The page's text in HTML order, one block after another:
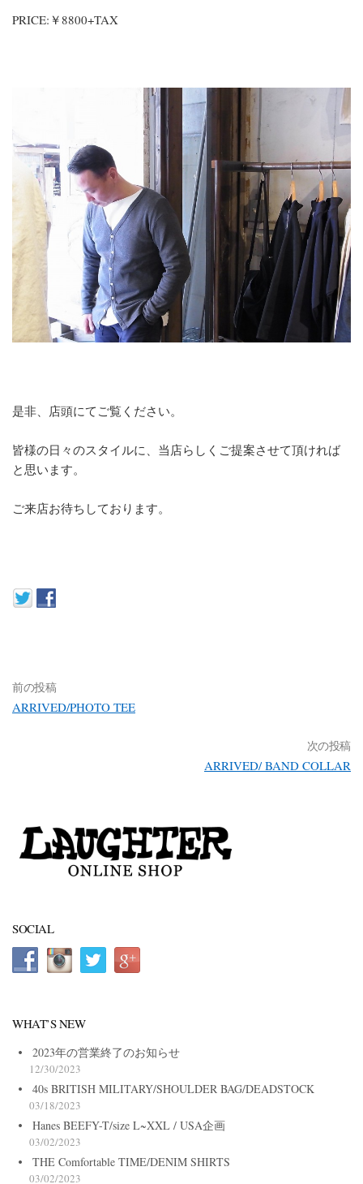
PRICE:￥8800+TAX
是非、店頭にてご覧ください。
皆様の日々のスタイルに、当店らしくご提案させて頂ければ
と思います。
ご来店お待ちしております。
前の投稿
ARRIVED/PHOTO TEE
次の投稿
ARRIVED/ BAND COLLAR
SOCIAL
WHAT’S NEW
2023年の営業終了のお知らせ
12/30/2023
40s BRITISH MILITARY/SHOULDER BAG/DEADSTOCK
03/18/2023
Hanes BEEFY-T/size L~XXL / USA企画
03/02/2023
THE Comfortable TIME/DENIM SHIRTS
03/02/2023